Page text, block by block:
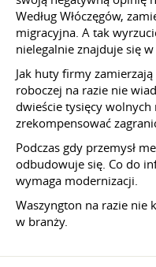
Według Włóczęgów,
migracyjna. A tak
nielegalnie znajduje się w
Jak huty firmy
roboczej na razie nie
dwieście tysięcy wolnych
zrekompensować
Podczas gdy przemysł
odbudowuje się. Co do
wymaga modernizacji.
Waszyngton na razie nie
w branży.